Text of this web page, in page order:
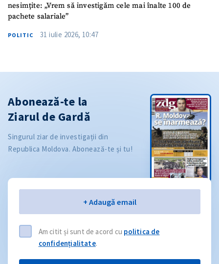
nesimțite: „Vrem să investigăm cele mai înalte 100 de
pachete salariale”
POLITIC 31 iulie 2026, 10:47
Abonează-te la
Ziarul de Gardă
Singurul ziar de investigații din
Republica Moldova. Abonează-te și tu!
+ Adaugă email
Am citit și sunt de acord cu politica de
confidențialitate.